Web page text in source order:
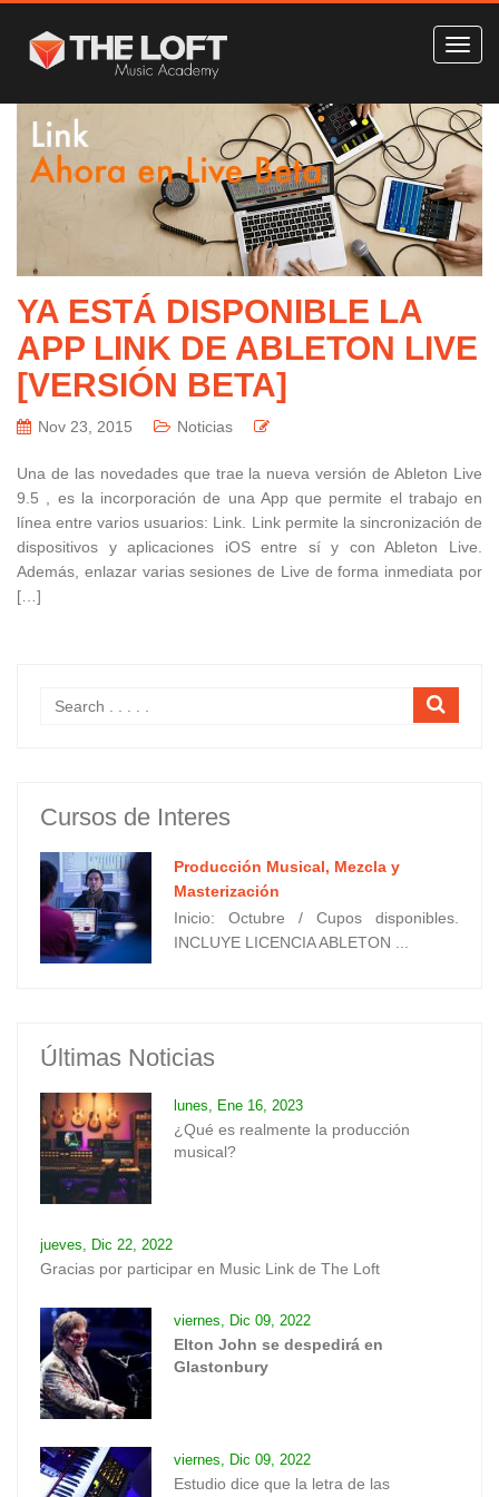
YA ESTÁ DISPONIBLE LA
APP LINK DE ABLETON LIVE
[VERSIÓN BETA]
Nov 23, 2015 Noticias
Una de las novedades que trae la nueva versión de Ableton Live
9.5 , es la incorporación de una App que permite el trabajo en
línea entre varios usuarios: Link. Link permite la sincronización de
dispositivos y aplicaciones iOS entre sí y con Ableton Live.
Además, enlazar varias sesiones de Live de forma inmediata por
[…]
Cursos de Interes
Producción Musical, Mezcla y
Masterización
Inicio: Octubre / Cupos disponibles.
INCLUYE LICENCIA ABLETON ...
Últimas Noticias
lunes, Ene 16, 2023
¿Qué es realmente la producción
musical?
jueves, Dic 22, 2022
Gracias por participar en Music Link de The Loft
viernes, Dic 09, 2022
Elton John se despedirá en
Glastonbury
viernes, Dic 09, 2022
Estudio dice que la letra de las